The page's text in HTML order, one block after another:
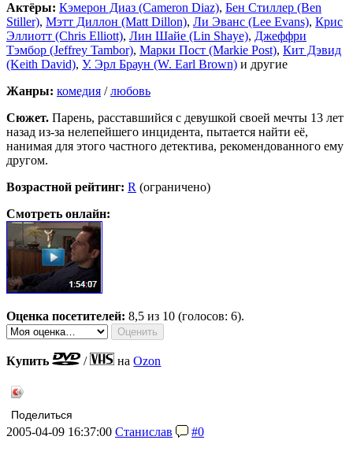
Актёры: Кэмерон Диаз (Cameron Diaz), Бен Стиллер (Ben
Stiller), Мэтт Диллон (Matt Dillon), Ли Эванс (Lee Evans), Крис
Эллиотт (Chris Elliott), Лин Шайе (Lin Shaye), Джеффри
Тэмбор (Jeffrey Tambor), Марки Пост (Markie Post), Кит Дэвид
(Keith David), У. Эрл Браун (W. Earl Brown) и другие
Жанры: комедия /любовь
Сюжет. Парень, расставшийся с девушкой своей мечты 13 лет
назад из-за нелепейшего инцидента, пытается найти её,
нанимая для этого частного детектива, рекомендованного ему
другом.
Возрастной рейтинг: R (ограничено)
Смотреть онлайн:
Оценка посетителей: 8,5 из 10 (голосов: 6).
Купить / наOzon
Поделиться
2005-04-09 16:37:00 Станислав
#0